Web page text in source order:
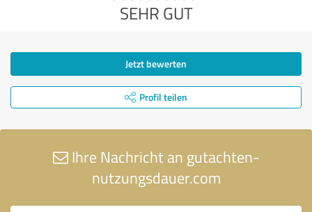
SEHR GUT
Jetzt bewerten
Profil teilen
Ihre Nachricht an gutachten-
nutzungsdauer.com